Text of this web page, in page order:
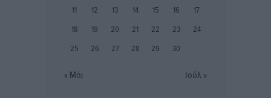
Αστυπάλαια: Το φως που μένει αναμμένο στο κάστρο
τροχόσπιτα
11 12 13 14 15 16
17
18
19 20 21 22 23
24
25
26 27 28 29 30
« Μάι Ιούλ »